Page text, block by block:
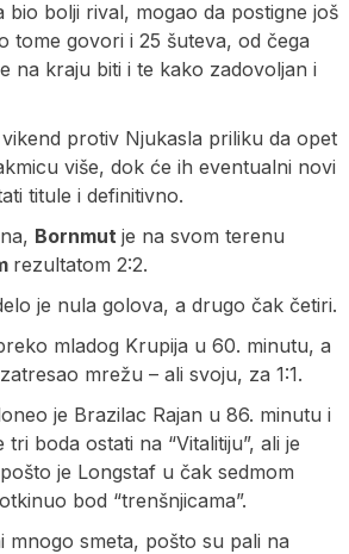
bio bolji rival, mogao da postigne još
tome govori i 25 šuteva, od čega
na kraju biti i te kako zadovoljan i
protiv Njukasla priliku da opet
više, dok će ih eventualni novi
titule i definitivno.
Bornmut je na svom terenu
rezultatom 2:2.
je nula golova, a drugo čak četiri.
mladog Krupija u 60. minutu, a
mrežu – ali svoju, za 1:1.
je Brazilac Rajan u 86. minutu i
boda ostati na “Vitalitiju”, ali je
je Longstaf u čak sedmom
bod “trenšnjicama”.
mnogo smeta, pošto su pali na